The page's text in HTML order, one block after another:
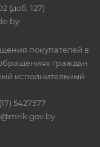
(доб. 127)
покупателей в
обращениях граждан
исполнительный
5427577